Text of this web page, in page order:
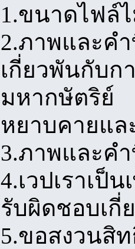
1.ขนาดไฟล์
2.ภาพและค
เกี่ยวพันกับก
มหากษัตริย์
หยาบคายแล
3.ภาพและค
4.เวปเราเ
รับผิดชอบเกี่
5.ขอสงวนสิ